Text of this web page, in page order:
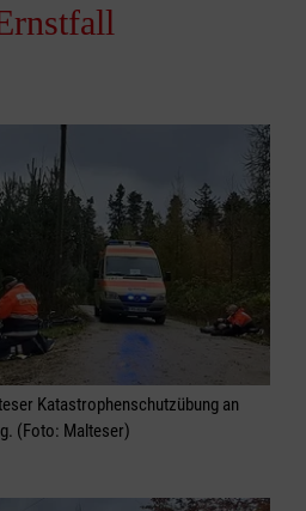
Katastrophenschutzübung an
(Foto: Malteser)